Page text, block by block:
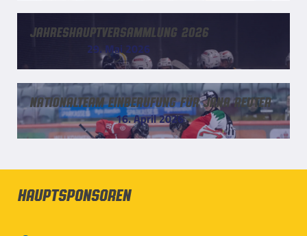
Jahreshauptversammlung 2026
29. Mai 2026
Nationalteam Einberufung für Jana Reuter
16. April 2026
Hauptsponsoren